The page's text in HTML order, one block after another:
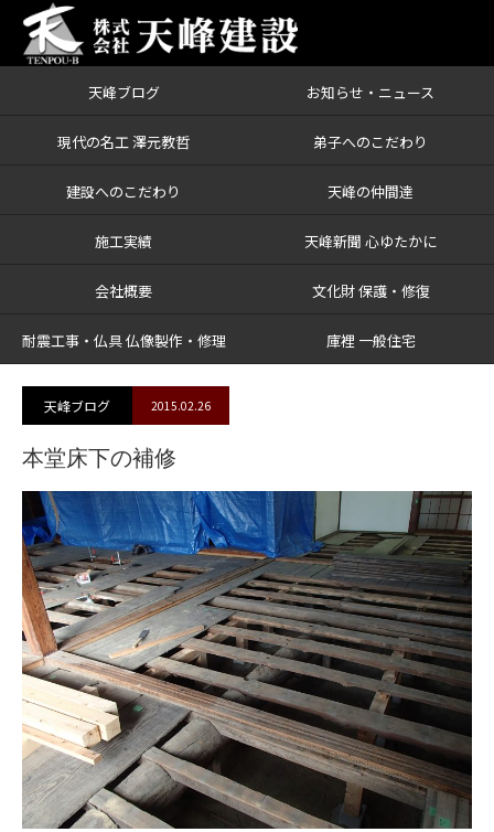
天峰ブログ お知らせ・ニュース
現代の名工 澤元教哲 弟子へのこだわり
建設へのこだわり 天峰の仲間達
施工実績 天峰新聞 心ゆたかに
会社概要 文化財 保護・修復
耐震工事・仏具 仏像製作・修理 庫裡 一般住宅
ブログ 本堂床下の補修
天峰ブログ 2015.02.26
本堂床下の補修